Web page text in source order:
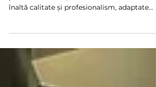
Biroul Notarial Anamaria Bajenaru, notar
Golești nr. 2, bloc M18C, la parter, biroul
facilitează autentificarea rapidă și sigură a
documentelor, precum contracte, procuri,
declarații și alte acte oficiale esențiale